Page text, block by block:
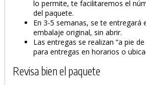
lo permite, te facilitaremos el
del paquete.
En 3-5 semanas, se te entregará
embalaje original, sin abrir.
Las entregas se realizan “a pie
para entregas en horarios o
Revisa bien el paquete